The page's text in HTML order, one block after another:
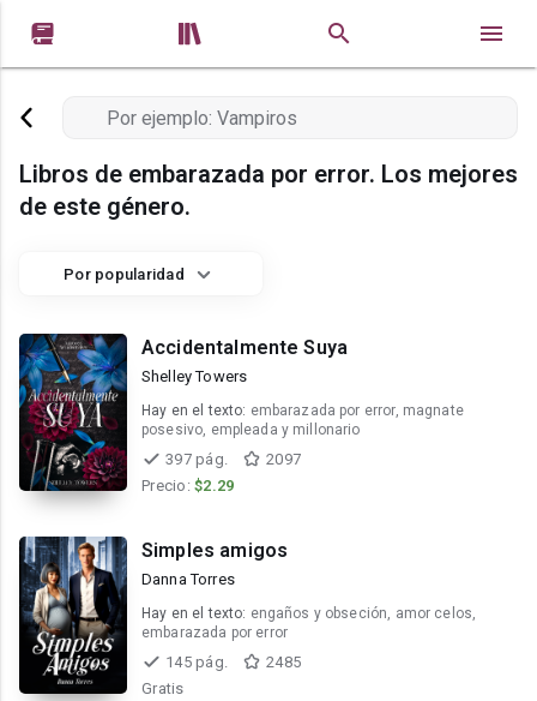
 
Libros de embarazada por error. Los mejores
de este género.
Por popularidad
Accidentalmente Suya
Shelley Towers
Hay en el texto: embarazada por error, magnate
posesivo, empleada y millonario
397 pág.
2097
Precio: $2.29
Simples amigos
Danna Torres
Hay en el texto: engaños y obseción, amor celos,
embarazada por error
145 pág.
2485
Gratis